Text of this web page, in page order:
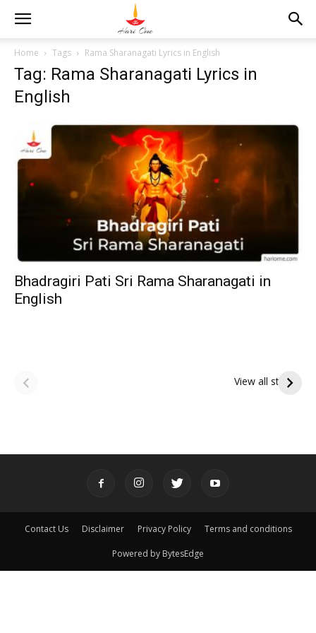
Home Tags Rama Sharanagati Lyrics in English
Tag: Rama Sharanagati Lyrics in
English
Bhadragiri Pati Sri Rama Sharanagati in
English
View all stories
పితృదేవతల ఆశీర్వాదం
ఇంద్రకీలాద్రి గిరి ప్రదక్షిణ
Contact Us Disclaimer Privacy Policy Terms and conditions
Powered by BytesEdge